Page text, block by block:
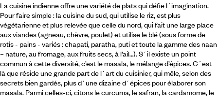
La cuisine indienne offre une variété de plats qui défie l´imagination.
Pour faire simple : la cuisine du sud, qui utilise le riz, est plus
végétarienne et plus relevée que celle du nord, qui fait une large place
aux viandes (agneau, chèvre, poulet) et utilise le blé (sous forme de
rotis - pains - variés : chapati, paratha, puti et toute la gamme des naan
– nature, au fromage, aux fruits secs, à l’ail…). S´il existe un point
commun à cette diversité, c’est le masala, le mélange d’épices. C´est
là que réside une grande part de l´art du cuisinier, qui mêle, selon des
secrets bien gardés, plus d´une dizaine d´épices pour élaborer son
masala. Parmi celles-ci, citons le curcuma, le safran, la cardamome, le